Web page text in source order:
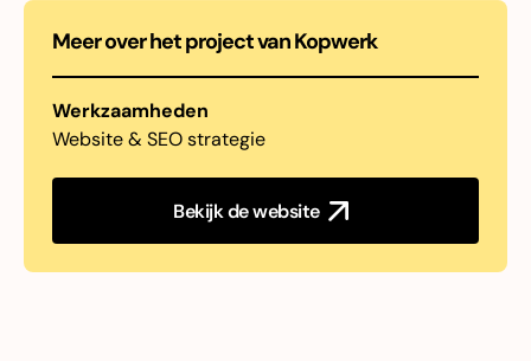
Meer over het project vanKopwerk
Werkzaamheden
Website & SEO strategie
Bekijk de website